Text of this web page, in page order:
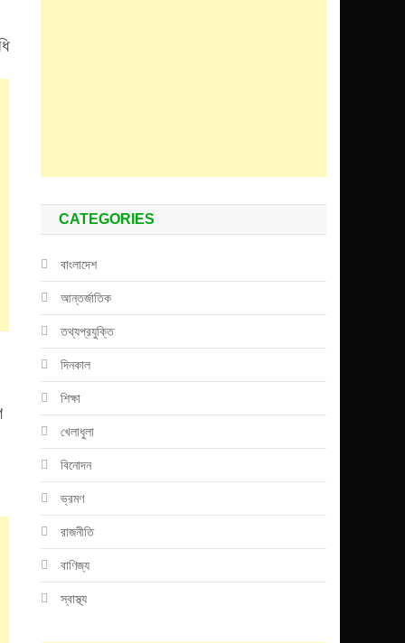
CATEGORIES
বাংলাদেশ
আন্তর্জাতিক
তথ্যপ্রযুক্তি
দিনকাল
শিক্ষা
খেলাধুলা
বিনোদন
ভ্রমণ
রাজনীতি
বাণিজ্য
স্বাস্থ্য